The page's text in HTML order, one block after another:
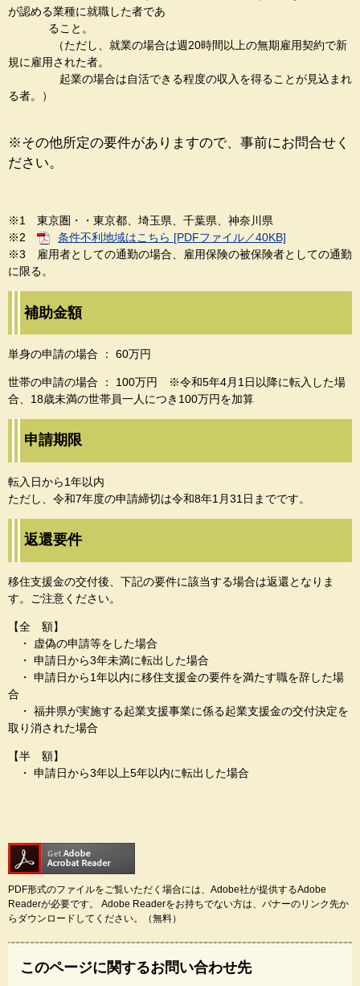
が認める業種に就職した者であ
ること。
（ただし、就業の場合は週20時間以上の無期雇用契約で新
規に雇用された者。
起業の場合は自活できる程度の収入を得ることが見込まれ
る者。）
※その他所定の要件がありますので、事前にお問合せく
ださい。
※1 東京圏・・東京都、埼玉県、千葉県、神奈川県
※2
条件不利地域はこちら [PDFファイル／40KB]
※3 雇用者としての通勤の場合、雇用保険の被保険者としての通勤
に限る。
補助金額
単身の申請の場合 ： 60万円
世帯の申請の場合 ： 100万円 ※令和5年4月1日以降に転入した場
合、18歳未満の世帯員一人につき100万円を加算
申請期限
転入日から1年以内
ただし、令和7年度の申請締切は令和8年1月31日までです。
返還要件
移住支援金の交付後、下記の要件に該当する場合は返還となりま
す。ご注意ください。
【全 額】
・ 虚偽の申請等をした場合
・ 申請日から3年未満に転出した場合
・ 申請日から1年以内に移住支援金の要件を満たす職を辞した場
合
・ 福井県が実施する起業支援事業に係る起業支援金の交付決定を
取り消された場合
【半 額】
・ 申請日から3年以上5年以内に転出した場合
PDF形式のファイルをご覧いただく場合には、Adobe社が提供するAdobe
Readerが必要です。
Adobe Readerをお持ちでない方は、バナーのリンク先か
らダウンロードしてください。（無料）
このページに関するお問い合わせ先